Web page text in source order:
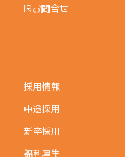
IRお問合せ
採用情報
中途採用
新卒採用
福利厚生